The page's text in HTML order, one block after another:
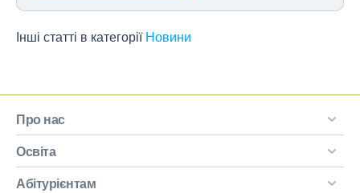
Інші статті в категорії Новини
Про нас
Освіта
Абітурієнтам